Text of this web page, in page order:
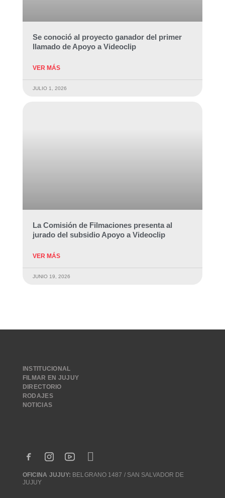
Se conoció al proyecto ganador del primer
llamado de Apoyo a Videoclip
VER MÁS
JULIO 1, 2026
La Comisión de Filmaciones presenta al
jurado del subsidio Apoyo a Videoclip
VER MÁS
JUNIO 19, 2026
INSTITUCIONAL
FILMAR EN JUJUY
DIRECTORIO
RODAJES
NOTICIAS
OFICINA JUJUY: BELGRANO 1487 / SAN SALVADOR DE
JUJUY